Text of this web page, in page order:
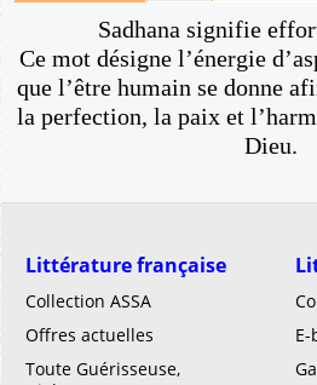
Sadhana signifie
Ce mot désigne l’énergie
que l’être humain se donne
la perfection, la paix et
Dieu.
Littérature française
Collection ASSA
Offres actuelles
Toute Guérisseuse,